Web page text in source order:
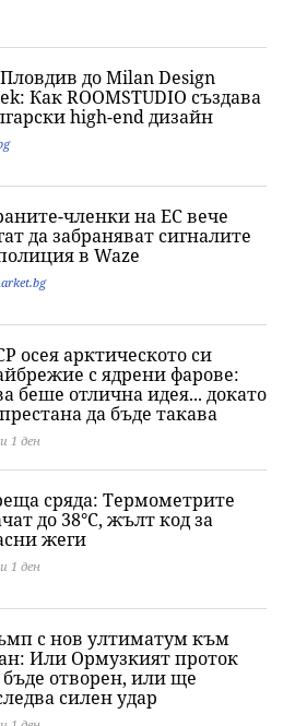
до Milan Design
Как ROOMSTUDIO създава
high-end дизайн
членки на ЕС вече
да забраняват сигналите
в Waze
осея арктическото си
с ядрени фарове:
беше отлична идея... докато
да бъде такава
1 ден
сряда: Термометрите
до 38°C, жълт код за
жеги
1 ден
с нов ултиматум към
Или Ормузкият проток
отворен, или ще
силен удар